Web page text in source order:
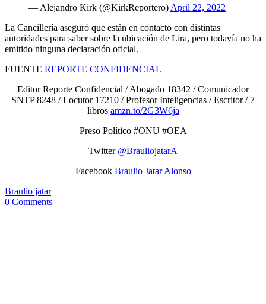
— Alejandro Kirk (@KirkReportero)April 22, 2022
La Cancillería aseguró que están en contacto con distintas
autoridades para saber sobre la ubicación de Lira, pero todavía no ha
emitido ninguna declaración oficial.
FUENTE REPORTE CONFIDENCIAL
Editor Reporte Confidencial / Abogado 18342 / Comunicador
SNTP 8248 / Locutor 17210 / Profesor Inteligencias / Escritor / 7
libros amzn.to/2G3W6ja
Preso Político #ONU #OEA
Twitter @BrauliojatarA
Facebook Braulio Jatar Alonso
Braulio jatar
0 Comments